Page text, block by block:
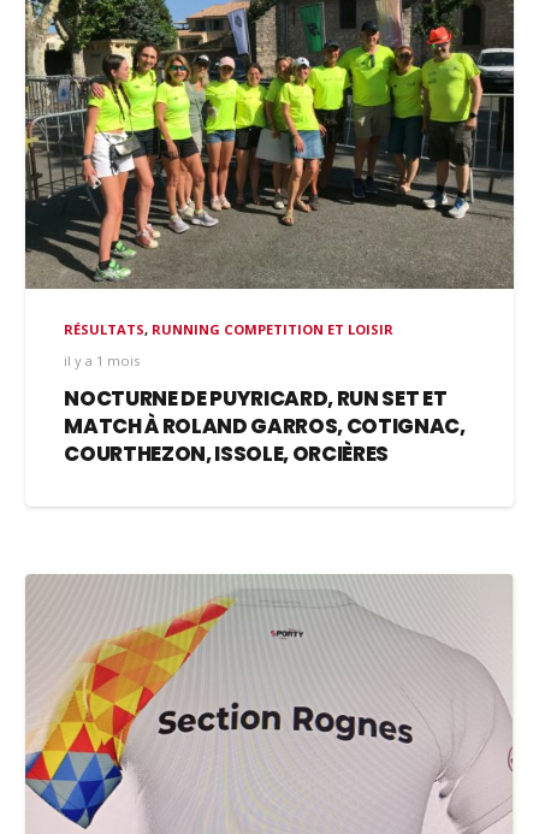
RÉSULTATS, RUNNING COMPETITION ET LOISIR
il y a 1 mois
NOCTURNE DE PUYRICARD, RUN SET ET
MATCH À ROLAND GARROS, COTIGNAC,
COURTHEZON, ISSOLE, ORCIÈRES